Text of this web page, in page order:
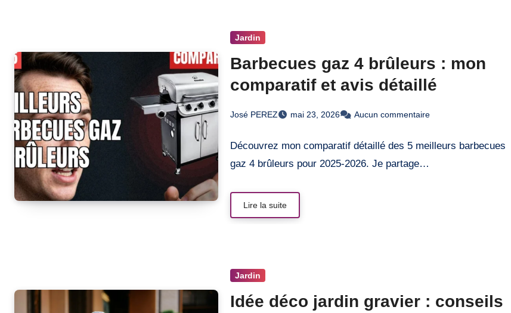
Jardin
Barbecues gaz 4 brûleurs : mon
comparatif et avis détaillé
José PEREZ mai 23, 2026 Aucun commentaire
Découvrez mon comparatif détaillé des 5 meilleurs barbecues
gaz 4 brûleurs pour 2025-2026. Je partage…
Lire la suite
Jardin
Idée déco jardin gravier : conseils